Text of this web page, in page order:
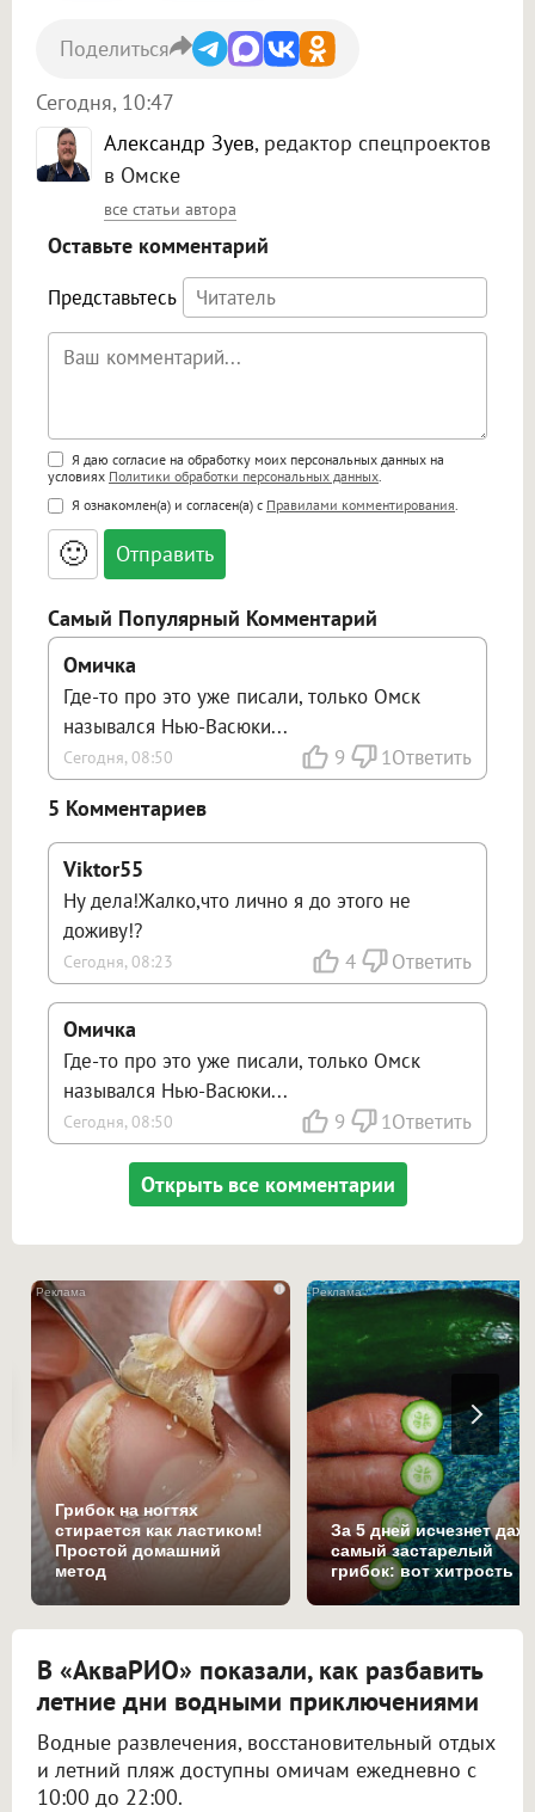
Александр Зуев, редактор спецпроектов
в Омске
все статьи автора
Сегодня, 10:47
Поделиться
Оставьте комментарий
Представьтесь
Поддержка HTML
<b>, <strong>, <u>, <i>, <em>, <s>, <big>,
<small>, <sup>, <sub>, <pre>, <ul>, <ol>, <li>,
<blockquote>, <code> экранирует HTML,
адреса URL автоматически становятся
ссылками, и [img]адрес[/img] будет
Я даю согласие на обработку моих персональных данных на
условиях Политики обработки персональных данных.
Я ознакомлен(а) и согласен(а) с Правилами комментирования.
🙂
Самый Популярный Комментарий
Омичка
Где-то про это уже писали, только Омск
назывался Нью-Васюки...
Сегодня, 08:50 9 1Ответить
5 Комментариев
Viktor55
Ну дела!Жалко,что лично я до этого не
доживу!?
Сегодня, 08:23 4 Ответить
Омичка
Где-то про это уже писали, только Омск
назывался Нью-Васюки...
Сегодня, 08:50 9 1Ответить
Открыть все комментарии
i
Грибок на ногтях
стирается как ластиком!
Простой домашний
метод
За 5 дней исчезнет
самый застарелый
грибок: вот хитрость
В «АкваРИО» показали, как разбавить
летние дни водными приключениями
Водные развлечения, восстановительный отдых
и летний пляж доступны омичам ежедневно с
10:00 до 22:00.